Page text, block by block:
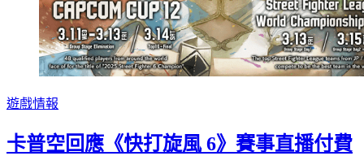
遊戲情報
卡普空回應《快打旋風 6》賽事直播付費